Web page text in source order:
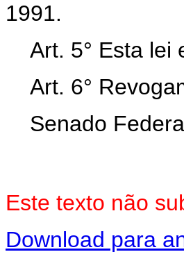
1991.
Art. 5° Esta lei
Art. 6°
Senado
Este texto não
Download para